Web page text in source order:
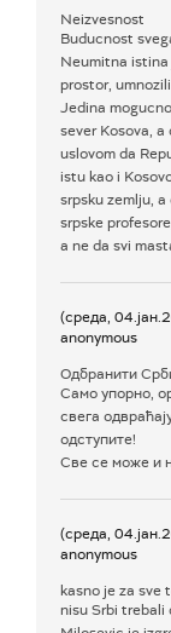
Neizvesnost
Buducnost
Neumitna istina
prostor,
Jedina
sever Kosova, a
uslovom da
istu kao i
srpsku zemlju,
srpske
a ne da svi
(среда,
anonymous
Одбранити
Само упорно,
свега
одступите!
Све се може и
(среда,
anonymous
kasno je za sve
nisu Srbi trebali